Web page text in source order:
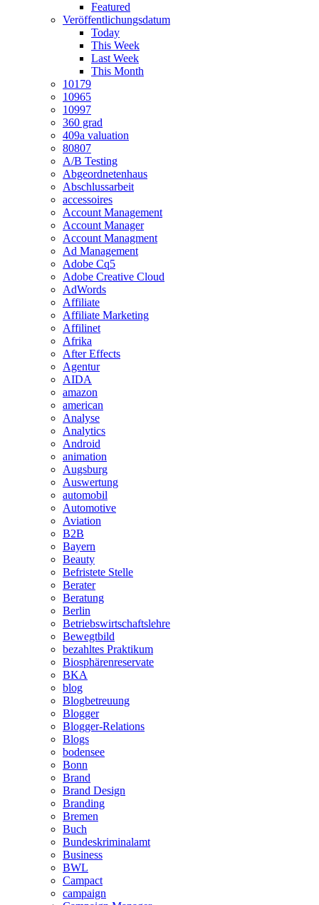
Featured
Veröffentlichungsdatum
Today
This Week
Last Week
This Month
10179
10965
10997
360 grad
409a valuation
80807
A/B Testing
Abgeordnetenhaus
Abschlussarbeit
accessoires
Account Management
Account Manager
Account Managment
Ad Management
Adobe Cq5
Adobe Creative Cloud
AdWords
Affiliate
Affiliate Marketing
Affilinet
Afrika
After Effects
Agentur
AIDA
amazon
american
Analyse
Analytics
Android
animation
Augsburg
Auswertung
automobil
Automotive
Aviation
B2B
Bayern
Beauty
Befristete Stelle
Berater
Beratung
Berlin
Betriebswirtschaftslehre
Bewegtbild
bezahltes Praktikum
Biosphärenreservate
BKA
blog
Blogbetreuung
Blogger
Blogger-Relations
Blogs
bodensee
Bonn
Brand
Brand Design
Branding
Bremen
Buch
Bundeskriminalamt
Business
BWL
Campact
campaign